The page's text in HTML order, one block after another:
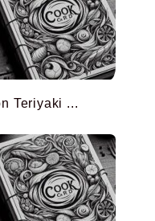
Teriyaki ...